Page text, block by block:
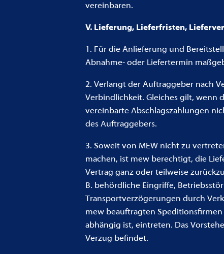
vereinbaren.
V. Lieferung, Lieferfristen,
1. Für die Anlieferung und
Abnahme- oder Liefertermin
2. Verlangt der Auftraggeber nach
Verbindlichkeit. Gleiches gilt,
vereinbarte Abschlagszahlungen
des Auftraggebers.
3. Soweit von MEW nicht zu
machen, ist mew berechtigt, die
Vertrag ganz oder teilweise
B. behördliche Eingriffe,
Transportverzögerungen durch
mew beauftragten
abhängig ist, eintreten. Das
Verzug befindet.